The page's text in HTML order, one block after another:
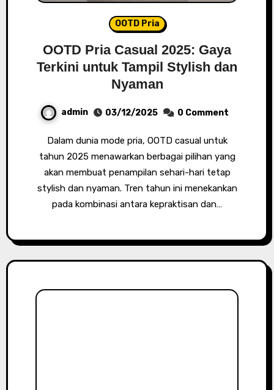
OOTD Pria
OOTD Pria Casual 2025: Gaya
Terkini untuk Tampil Stylish dan
Nyaman
admin 03/12/2025 0 Comment
Dalam dunia mode pria, OOTD casual untuk
tahun 2025 menawarkan berbagai pilihan yang
akan membuat penampilan sehari-hari tetap
stylish dan nyaman. Tren tahun ini menekankan
pada kombinasi antara kepraktisan dan…